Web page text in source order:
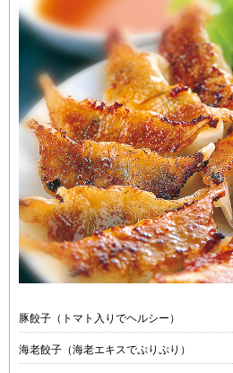
豚餃子（トマト入りでヘルシー）
海老餃子（海老エキスでぷりぷり）